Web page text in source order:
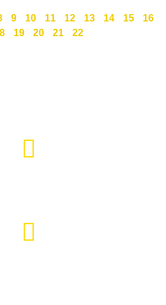
9 10 11 12 13 14 15
16
19 20 21 22